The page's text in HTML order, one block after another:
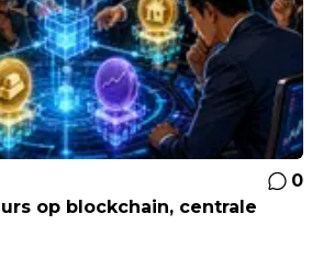
0
op blockchain, centrale